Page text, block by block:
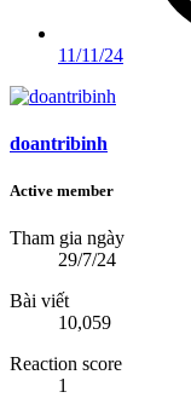
11/11/24
doantribinh
Active member
Tham gia ngày
29/7/24
Bài viết
10,059
Reaction score
1